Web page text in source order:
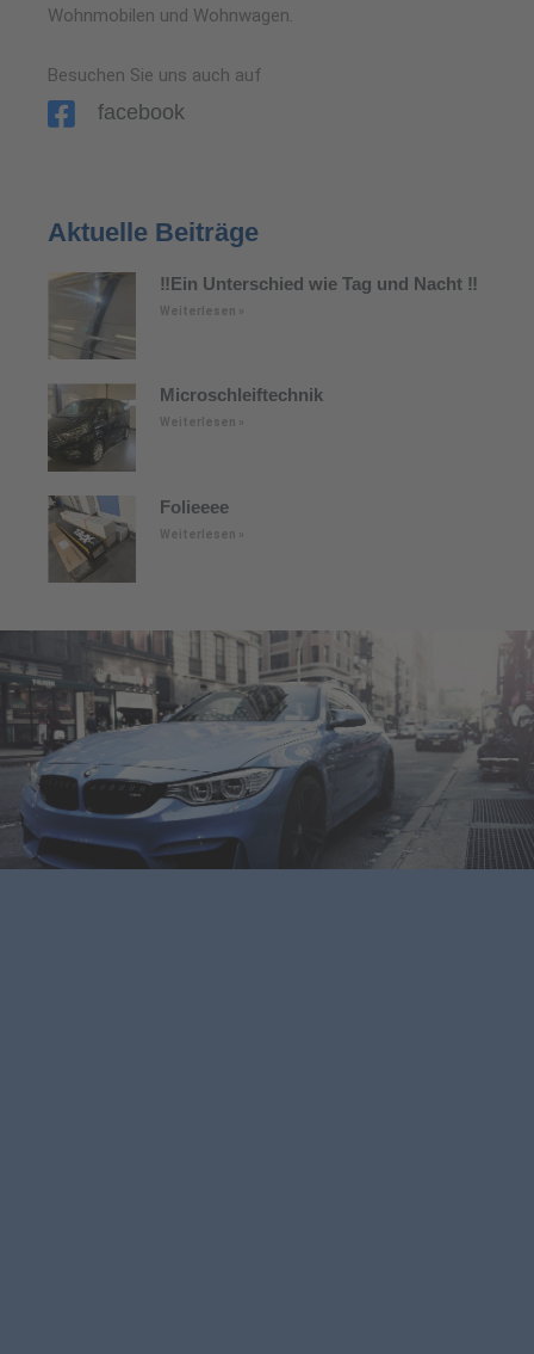
Wohnmobilen und Wohnwagen.
Besuchen Sie uns auch auf
facebook
Aktuelle Beiträge
‼️Ein Unterschied wie Tag und Nacht ‼️
Weiterlesen »
Microschleiftechnik
Weiterlesen »
Folieeee
Weiterlesen »